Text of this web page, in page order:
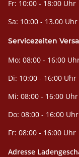
Fr: 10:00 - 18:00 Uhr
Sa: 10:00 - 13.00 Uhr
Servicezeiten
Mo: 08:00 - 16:00
Di: 10:00 - 16:00 Uhr
Mi: 08:00 - 16:00 Uhr
Do: 08:00 - 16:00 Uhr
Fr: 08:00 - 16:00 Uhr
Adresse